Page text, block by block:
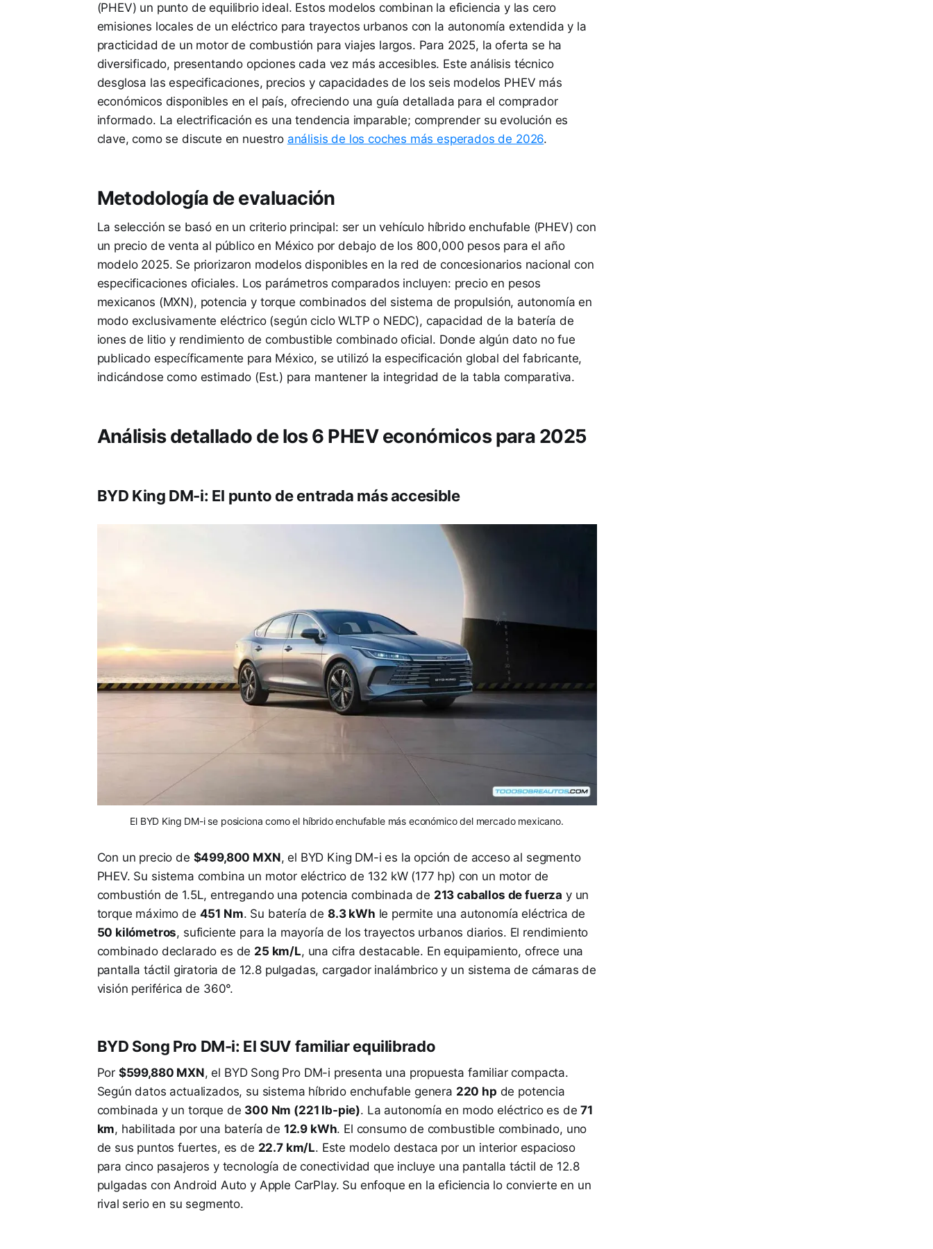
(PHEV) un punto de equilibrio ideal. Estos modelos combinan la eficiencia y las cero
emisiones locales de un eléctrico para trayectos urbanos con la autonomía extendida y la
practicidad de un motor de combustión para viajes largos. Para 2025, la oferta se ha
diversificado, presentando opciones cada vez más accesibles. Este análisis técnico
desglosa las especificaciones, precios y capacidades de los seis modelos PHEV más
económicos disponibles en el país, ofreciendo una guía detallada para el comprador
informado. La electrificación es una tendencia imparable; comprender su evolución es
clave, como se discute en nuestro análisis de los coches más esperados de 2026.
Metodología de evaluación
La selección se basó en un criterio principal: ser un vehículo híbrido enchufable (PHEV) con
un precio de venta al público en México por debajo de los 800,000 pesos para el año
modelo 2025. Se priorizaron modelos disponibles en la red de concesionarios nacional con
especificaciones oficiales. Los parámetros comparados incluyen: precio en pesos
mexicanos (MXN), potencia y torque combinados del sistema de propulsión, autonomía en
modo exclusivamente eléctrico (según ciclo WLTP o NEDC), capacidad de la batería de
iones de litio y rendimiento de combustible combinado oficial. Donde algún dato no fue
publicado específicamente para México, se utilizó la especificación global del fabricante,
indicándose como estimado (Est.) para mantener la integridad de la tabla comparativa.
Análisis detallado de los 6 PHEV económicos para 2025
BYD King DM-i: El punto de entrada más accesible
El BYD King DM-i se posiciona como el híbrido enchufable más económico del mercado mexicano.
Con un precio de $499,800 MXN, el BYD King DM-i es la opción de acceso al segmento
PHEV. Su sistema combina un motor eléctrico de 132 kW (177 hp) con un motor de
combustión de 1.5L, entregando una potencia combinada de 213 caballos de fuerza y un
torque máximo de 451 Nm. Su batería de 8.3 kWh le permite una autonomía eléctrica de
50 kilómetros, suficiente para la mayoría de los trayectos urbanos diarios. El rendimiento
combinado declarado es de 25 km/L, una cifra destacable. En equipamiento, ofrece una
pantalla táctil giratoria de 12.8 pulgadas, cargador inalámbrico y un sistema de cámaras de
visión periférica de 360°.
BYD Song Pro DM-i: El SUV familiar equilibrado
Por $599,880 MXN, el BYD Song Pro DM-i presenta una propuesta familiar compacta.
Según datos actualizados, su sistema híbrido enchufable genera 220 hp de potencia
combinada y un torque de 300 Nm (221 lb-pie). La autonomía en modo eléctrico es de71
km, habilitada por una batería de 12.9 kWh. El consumo de combustible combinado, uno
de sus puntos fuertes, es de 22.7 km/L. Este modelo destaca por un interior espacioso
para cinco pasajeros y tecnología de conectividad que incluye una pantalla táctil de 12.8
pulgadas con Android Auto y Apple CarPlay. Su enfoque en la eficiencia lo convierte en un
rival serio en su segmento.